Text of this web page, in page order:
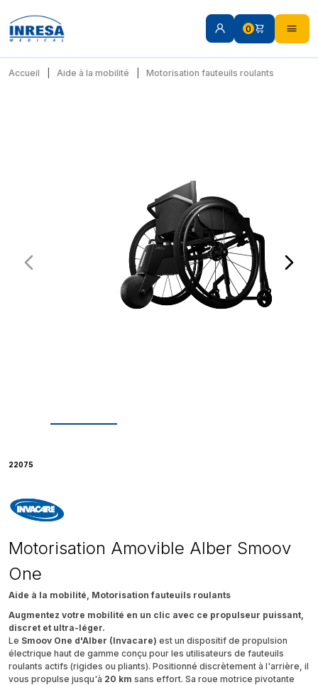
0
Accueil Aide à la mobilité Motorisation fauteuils roulants
22075
Motorisation Amovible Alber Smoov
One
Aide à la mobilité, Motorisation fauteuils roulants
Augmentez votre mobilité en un clic avec ce propulseur puissant,
discret et ultra-léger.
Le Smoov One d'Alber (Invacare) est un dispositif de propulsion
électrique haut de gamme conçu pour les utilisateurs de fauteuils
roulants actifs (rigides ou pliants). Positionné discrètement à l'arrière, il
vous propulse jusqu'à 20 km sans effort. Sa roue motrice pivotante